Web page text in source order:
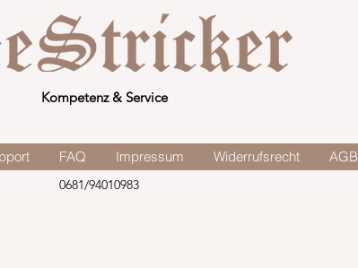
Kompetenz & Service
FAQ Impressum Widerrufsrecht AGB
0681/94010983